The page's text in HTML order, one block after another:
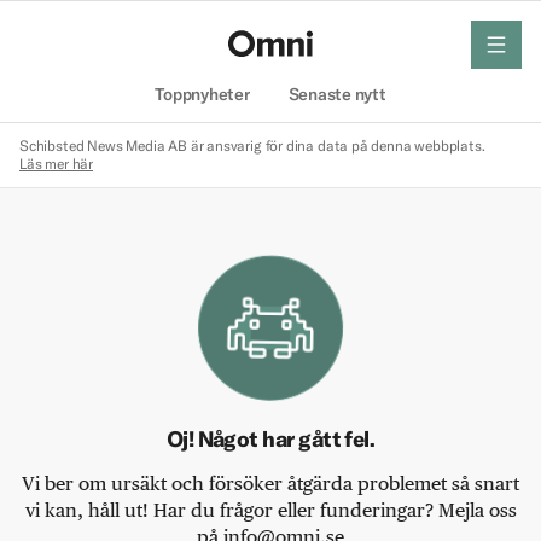
Toppnyheter Senaste nytt
meny
Schibsted News Media AB är ansvarig för dina data på denna webbplats.
Läs mer här
Oj! Något har gått fel.
Vi ber om ursäkt och försöker åtgärda problemet så snart
vi kan, håll ut! Har du frågor eller funderingar? Mejla oss